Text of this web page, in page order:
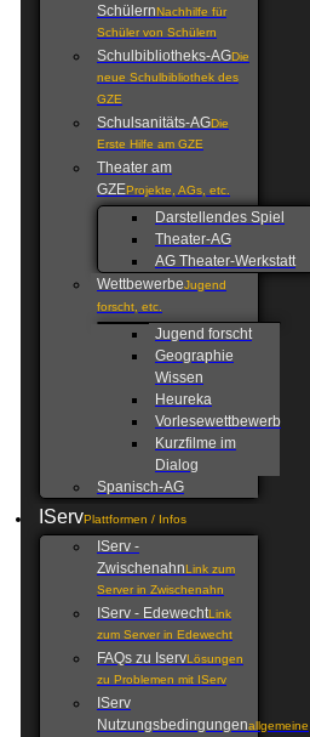
SchülernNachhilfe für
Schüler von Schülern
Schulbibliotheks-AGDie
neue Schulbibliothek des
GZE
Schulsanitäts-AGDie
Erste Hilfe am GZE
Theater am
GZEProjekte, AGs, etc.
Darstellendes Spiel
Theater-AG
AG Theater-Werkstatt
WettbewerbeJugend
forscht, etc.
Jugend forscht
Geographie
Wissen
Heureka
Vorlesewettbewerb
Kurzfilme im
Dialog
Spanisch-AG
IServPlattformen / Infos
IServ -
ZwischenahnLink zum
Server in Zwischenahn
IServ - EdewechtLink
zum Server in Edewecht
FAQs zu IservLösungen
zu Problemen mit IServ
IServ
Nutzungsbedingungenallgemeine